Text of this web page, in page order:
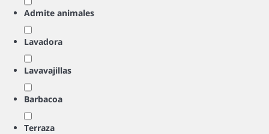
Admite animales
Lavadora
Lavavajillas
Barbacoa
Terraza